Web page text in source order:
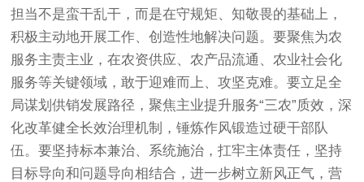
担当不是蛮干乱干，而是在守规矩、知敬畏的基础上，
积极主动地开展工作、创造性地解决问题。要聚焦为农
服务主责主业，在农资供应、农产品流通、农业社会化
服务等关键领域，敢于迎难而上、攻坚克难。要立足全
局谋划供销发展路径，聚焦主业提升服务“三农”质效，深
化改革健全长效治理机制，锤炼作风锻造过硬干部队
伍。要坚持标本兼治、系统施治，扛牢主体责任，坚持
目标导向和问题导向相结合，进一步树立新风正气，营